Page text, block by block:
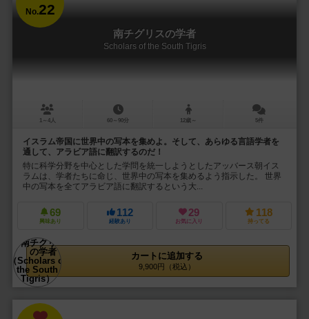
No.22
南チグリスの学者
Scholars of the South Tigris
1～4人 60～90分 12歳～ 5件
イスラム帝国に世界中の写本を集めよ。そして、あらゆる言語学者を
通して、アラビア語に翻訳するのだ！
特に科学分野を中心とした学問を統一しようとしたアッバース朝イス
ラムは、学者たちに命じ、世界中の写本を集めるよう指示した。 世界
中の写本を全てアラビア語に翻訳するという大...
69
興味あり
112
経験あり
29
お気に入り
118
持ってる
カートに追加する
9,900円（税込）